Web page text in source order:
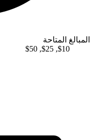
المبالغ المتاحة
$10
,
$25
,
$50